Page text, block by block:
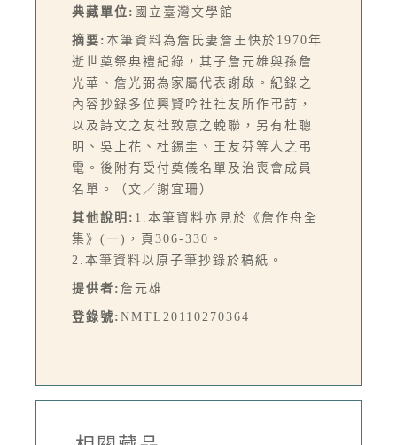
典藏單位: 國立臺灣文學館
摘要: 本筆資料為詹氏妻詹王快於1970年
逝世奠祭典禮紀錄，其子詹元雄與孫詹
光華、詹光弼為家屬代表謝啟。紀錄之
內容抄錄多位興賢吟社社友所作弔詩，
以及詩文之友社致意之輓聯，另有杜聰
明、吳上花、杜錫圭、王友芬等人之弔
電。後附有受付奠儀名單及治喪會成員
名單。（文／謝宜珊）
其他說明: 1.本筆資料亦見於《詹作舟全
集》(一)，頁306-330。
2.本筆資料以原子筆抄錄於稿紙。
提供者: 詹元雄
登錄號: NMTL20110270364